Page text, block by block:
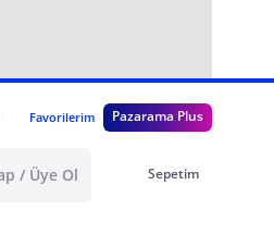
Favorilerim Pazarama Plus
/ Üye Ol Sepetim